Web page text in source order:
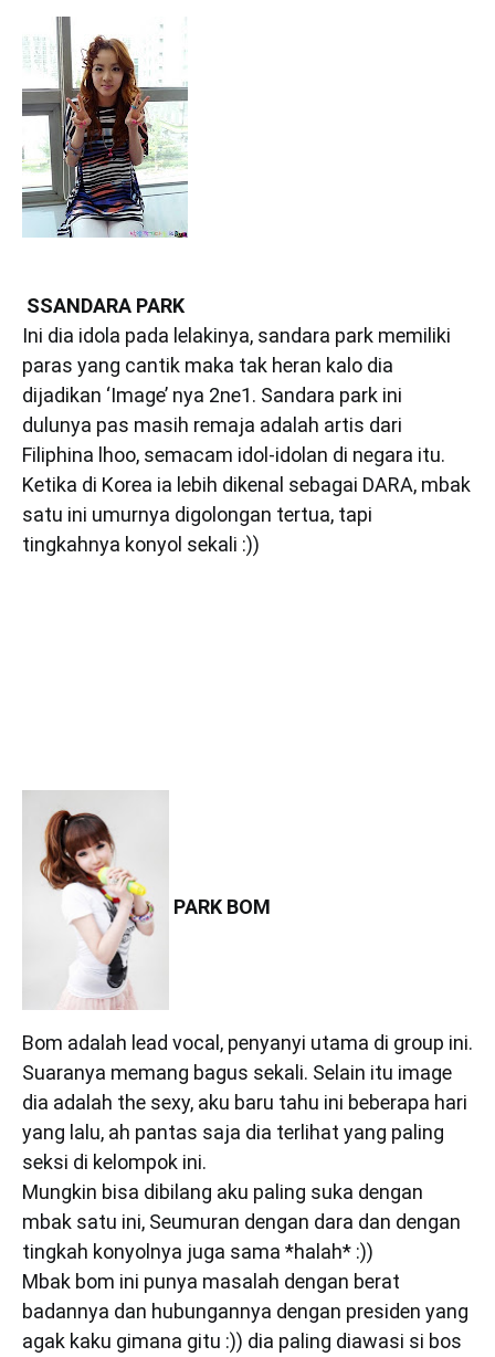
SSANDARA PARK
Ini dia idola pada lelakinya, sandara park memiliki
paras yang cantik maka tak heran kalo dia
dijadikan ‘Image’ nya 2ne1. Sandara park ini
dulunya pas masih remaja adalah artis dari
Filiphina lhoo, semacam idol-idolan di negara itu.
Ketika di Korea ia lebih dikenal sebagai DARA, mbak
satu ini umurnya digolongan tertua, tapi
tingkahnya konyol sekali :))
PARK BOM
Bom adalah lead vocal, penyanyi utama di group ini.
Suaranya memang bagus sekali. Selain itu image
dia adalah the sexy, aku baru tahu ini beberapa hari
yang lalu, ah pantas saja dia terlihat yang paling
seksi di kelompok ini.
Mungkin bisa dibilang aku paling suka dengan
mbak satu ini, Seumuran dengan dara dan dengan
tingkah konyolnya juga sama *halah* :))
Mbak bom ini punya masalah dengan berat
badannya dan hubungannya dengan presiden yang
agak kaku gimana gitu :)) dia paling diawasi si bos